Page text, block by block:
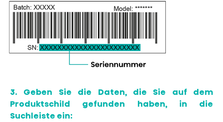
3. Geben Sie die Daten, die Sie auf dem
Produktschild gefunden haben, in die
Suchleiste ein: